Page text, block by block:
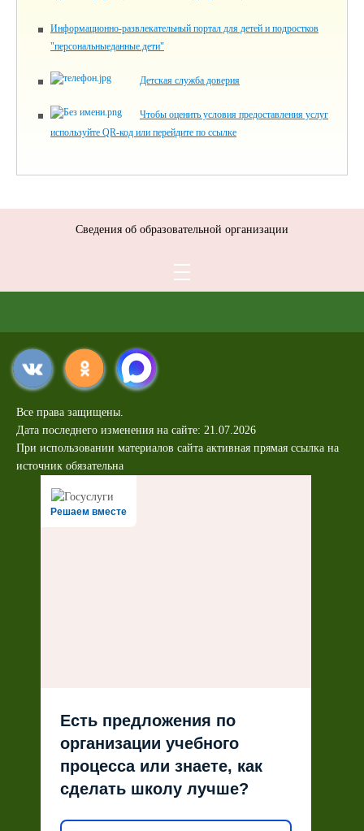
Информационно-развлекательный портал для детей и подростков
"персональныеданные.дети"
Детская служба доверия
Чтобы оценить условия предоставления услуг
используйте QR-код или перейдите по ссылке
Сведения об образовательной организации
Все права защищены.
Дата последнего изменения на сайте: 21.07.2026
При использовании материалов сайта активная прямая ссылка на
источник обязательна
Решаем вместе
Есть предложения по
организации учебного
процесса или знаете, как
сделать школу лучше?